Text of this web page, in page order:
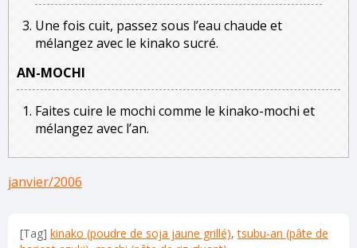
Une fois cuit, passez sous l’eau chaude et
mélangez avec le kinako sucré.
AN-MOCHI
Faites cuire le mochi comme le kinako-mochi et
mélangez avec l’an.
janvier/2006
[Tag] kinako (poudre de soja jaune grillé),tsubu-an (pâte de